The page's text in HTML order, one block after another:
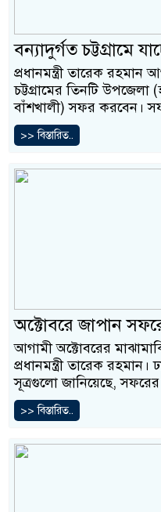
বন্যাদুর্গত চট্টগ্রামে
প্রধানমন্ত্রী তারেক
চট্টগ্রামের তিনটি উপজেলা
বাঁশখালী) সফর করবেন।
>> বিস্তারিত..
অক্টোবরে জাপান সফরে
আগামী অক্টোবরের
প্রধানমন্ত্রী তারেক
সূত্রগুলো জানিয়েছে,
>> বিস্তারিত..